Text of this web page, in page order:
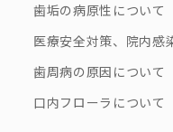
歯垢の病原性について
医療安全対策、院内感
歯周病の原因について
口内フローラについて